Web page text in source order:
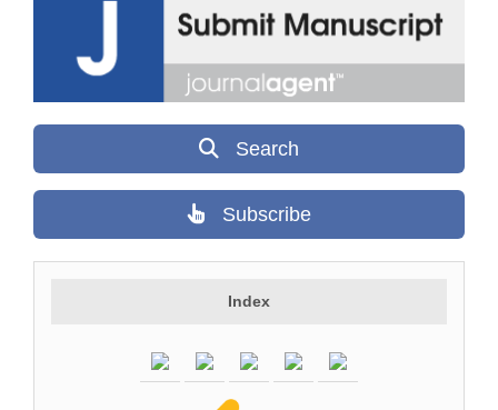
Search
Subscribe
Index